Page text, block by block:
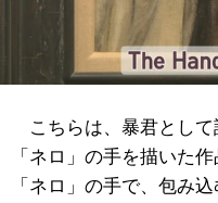
こちらは、暴君として
「ネロ」の手を描いた
「ネロ」の手で、包み